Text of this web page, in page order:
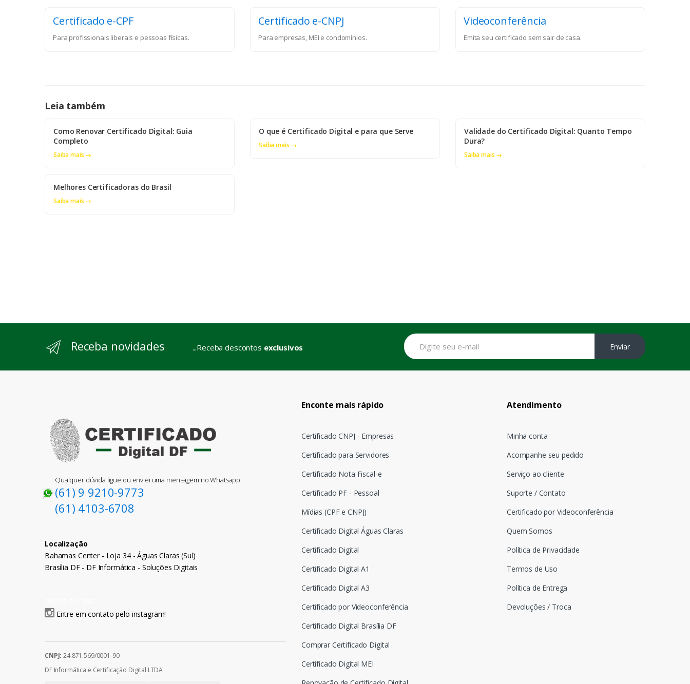
Certificado e-CPF
Para profissionais liberais e pessoas físicas.
Certificado e-CNPJ
Para empresas, MEI e condomínios.
Videoconferência
Emita seu certificado sem sair de casa.
Leia também
Como Renovar Certificado Digital: Guia
Completo
Saiba mais →
O que é Certificado Digital e para que Serve
Saiba mais →
Validade do Certificado Digital: Quanto Tempo
Dura?
Saiba mais →
Melhores Certificadoras do Brasil
Saiba mais →
Receba novidades ...Receba descontos exclusivos Enviar
Enconte mais rápido
Certificado CNPJ - Empresas
Certificado para Servidores
Certificado Nota Fiscal-e
Certificado PF - Pessoal
Mídias (CPF e CNPJ)
Certificado Digital Águas Claras
Certificado Digital
Certificado Digital A1
Certificado Digital A3
Certificado por Videoconferência
Certificado Digital Brasília DF
Comprar Certificado Digital
Certificado Digital MEI
Atendimento
Minha conta
Acompanhe seu pedido
Serviço ao cliente
Suporte / Contato
Certificado por Videoconferência
Quem Somos
Política de Privacidade
Termos de Uso
Política de Entrega
Devoluções / Troca
Qualquer dúvida ligue ou enviei uma mensagem no Whatsapp
(61) 9 9210-9773
(61) 4103-6708
Localização
Bahamas Center - Loja 34 - Águas Claras (Sul)
Brasília DF - DF Informática - Soluções Digitais
Entre em contato pelo instagram!
CNPJ: 24.871.569/0001-90
DF Informática e Certificação Digital LTDA